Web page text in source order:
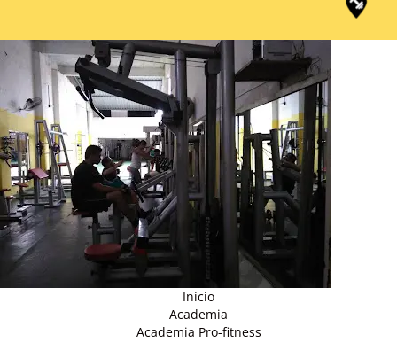
Início
Academia
Academia Pro-fitness